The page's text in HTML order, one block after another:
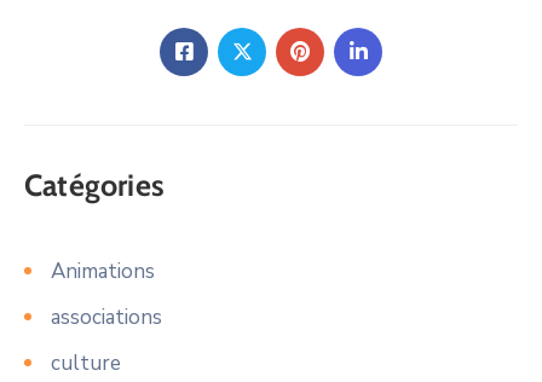
Catégories
Animations
associations
culture